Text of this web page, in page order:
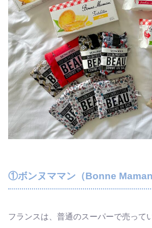
①ボンヌママン（Bonne
フランスは、普通のスーパーで売って